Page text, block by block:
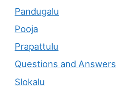
Pandugalu
Pooja
Prapattulu
Questions and Answers
Slokalu